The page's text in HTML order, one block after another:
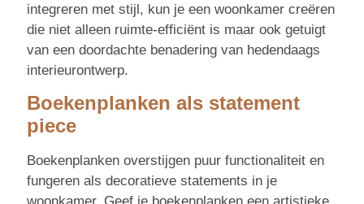
integreren met stijl, kun je een woonkamer creëren
die niet alleen ruimte-efficiënt is maar ook getuigt
van een doordachte benadering van hedendaags
interieurontwerp.
Boekenplanken als statement
piece
Boekenplanken overstijgen puur functionaliteit en
fungeren als decoratieve statements in je